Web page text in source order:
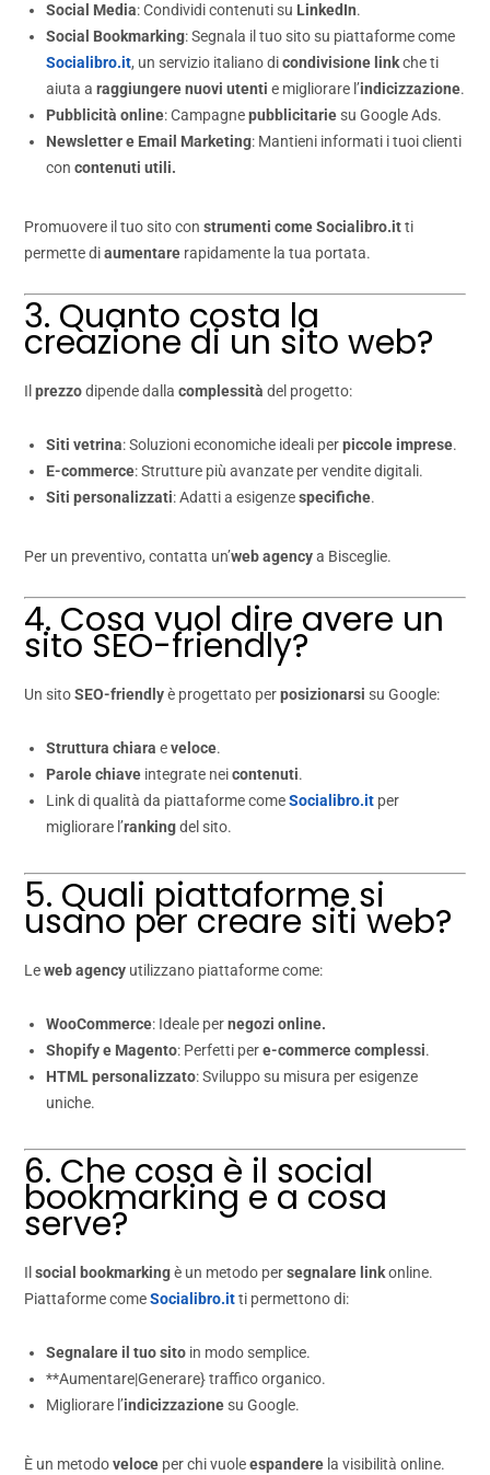
Social Media: Condividi contenuti su LinkedIn.
Social Bookmarking: Segnala il tuo sito su piattaforme come
Socialibro.it, un servizio italiano dicondivisione linkche ti
aiuta araggiungere nuovi utenti e migliorare l’indicizzazione.
Pubblicità online: Campagnepubblicitarie su Google Ads.
Newsletter e Email Marketing: Mantieni informati i tuoi clienti
concontenuti utili.
Promuovere il tuo sito construmenti come Socialibro.itti
permette diaumentare rapidamente la tua portata.
3. Quanto costa la
creazione di un sito web?
Ilprezzodipende dallacomplessità del progetto:
Siti vetrina: Soluzioni economiche ideali perpiccole imprese.
E-commerce: Strutture più avanzate per vendite digitali.
Siti personalizzati: Adatti a esigenzespecifiche.
Per un preventivo, contatta un’web agencya Bisceglie.
4. Cosa vuol dire avere un
sito SEO-friendly?
Un sitoSEO-friendlyè progettato perposizionarsi su Google:
Struttura chiara eveloce.
Parole chiave integrate neicontenuti.
Link di qualità da piattaforme comeSocialibro.it per
migliorare l’rankingdel sito.
5. Quali piattaforme si
usano per creare siti web?
Leweb agency utilizzano piattaforme come:
WooCommerce: Ideale pernegozi online.
Shopify e Magento: Perfetti pere-commerce complessi.
HTML personalizzato: Sviluppo su misura per esigenze
uniche.
6. Che cosa è il social
bookmarking e a cosa
serve?
Ilsocial bookmarkingè un metodo persegnalare linkonline.
Piattaforme comeSocialibro.itti permettono di:
Segnalare il tuo sito in modo semplice.
**Aumentare|Generare} traffico organico.
Migliorare l’indicizzazione su Google.
È un metodoveloce per chi vuoleespandere la visibilità online.